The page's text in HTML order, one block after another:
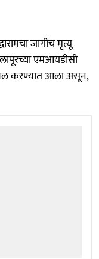
जागीच मृत्यू
एमआयडीसी
करण्यात आला असून,